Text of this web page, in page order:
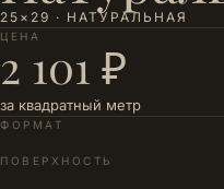
25×29 · НАТУРАЛЬНАЯ
ЦЕНА
2 101 ₽
за квадратный метр
ФОРМАТ
ПОВЕРХНОСТЬ